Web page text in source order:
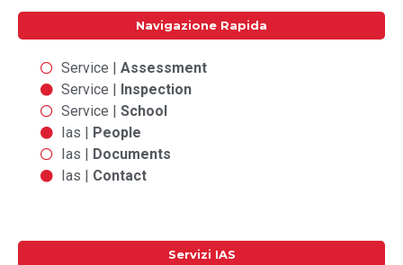
Navigazione Rapida
Service | Assessment
Service | Inspection
Service | School
Ias | People
Ias | Documents
Ias | Contact
Servizi IAS